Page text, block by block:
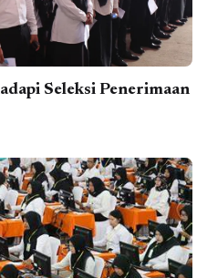
Seleksi Penerimaan